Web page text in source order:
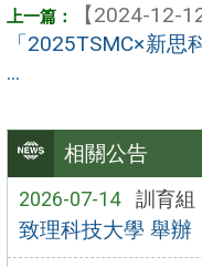
相關公告
2026-07-14 訓育組
致理科技大學 舉辦
【2024-12-12
「2025TSMC×新
...